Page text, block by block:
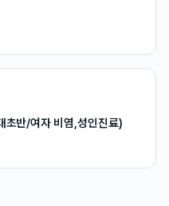
초반/여자 비염,성인진료)